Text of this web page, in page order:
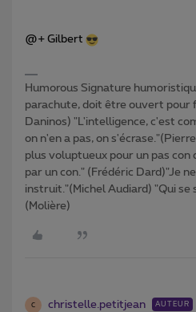
@+ Gilbert
Humorous Signature
parachute, doit être ouvert pour
Daninos) "L'intelligence, c'est
on n'en a pas, on
plus voluptueux pour un pas con
par un con." (Frédéric Dard)"Je
instruit."(Michel Audiard) "Qui se
(Molière)
C christelle.petitjean AUTEUR